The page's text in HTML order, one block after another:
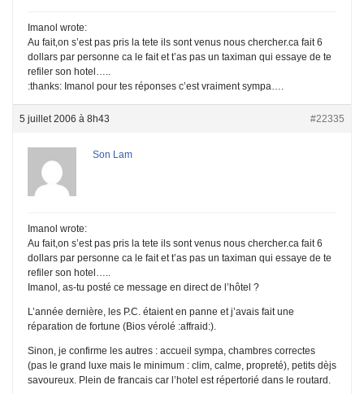
Imanol wrote:
Au fait,on s’est pas pris la tete ils sont venus nous chercher.ca fait 6
dollars par personne ca le fait et t’as pas un taximan qui essaye de te
refiler son hotel…..
:thanks: Imanol pour tes réponses c’est vraiment sympa….
5 juillet 2006 à 8h43 #22335
Son Lam
Imanol wrote:
Au fait,on s’est pas pris la tete ils sont venus nous chercher.ca fait 6
dollars par personne ca le fait et t’as pas un taximan qui essaye de te
refiler son hotel…..
Imanol, as-tu posté ce message en direct de l’hôtel ?
L’année dernière, les P.C. étaient en panne et j’avais fait une
réparation de fortune (Bios vérolé :affraid:).
Sinon, je confirme les autres : accueil sympa, chambres correctes
(pas le grand luxe mais le minimum : clim, calme, propreté), petits dèjs
savoureux. Plein de francais car l’hotel est répertorié dans le routard.